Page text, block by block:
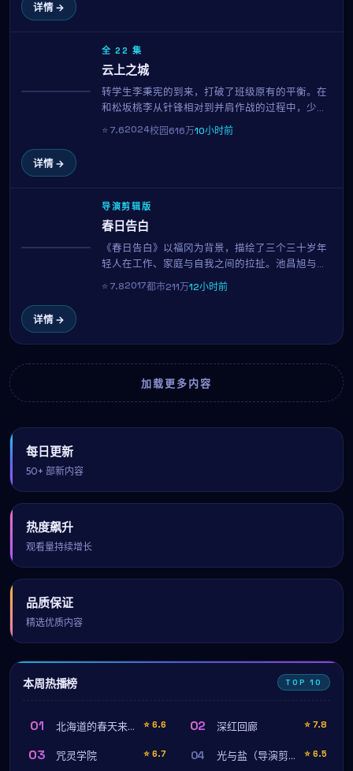
详情 →
全 22 集
云上之城
转学生李秉宪的到来，打破了班级原有的平衡。在
和松坂桃李从针锋相对到并肩作战的过程中，少年
少女们逐渐明白：友谊、暗恋与梦想，是青春里最
闪光的三件事。李焕庆用清新明亮的镜头还原校园
⭐7.62024校园616万10小时前
详情 →
导演剪辑版
春日告白
《春日告白》以福冈为背景，描绘了三个三十岁年
轻人在工作、家庭与自我之间的拉扯。池昌旭与小
栗旬的对手戏自然有张力，导演崔东勋延续其一贯
的细腻笔触，在154分钟的时长内呈现一幅真实而温
⭐7.82017都市211万12小时前
详情 →
加载更多内容
每日更新
50+ 部新内容
热度飙升
观看量持续增长
品质保证
精选优质内容
本周热播榜 TOP 10
01 北海道的春天来得很慢 ⭐ 6.6 02 深红回廊 ⭐ 7.8
03 咒灵学院 ⭐ 6.7 04 光与盐（导演剪辑版） ⭐ 6.5